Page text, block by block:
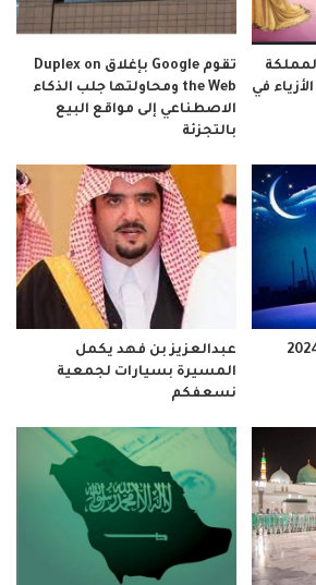
في
تقوم Google بإغلاق Duplex on
the Web ومحاولتها جلب الذكاء
الاصطناعي إلى مواقع البيع
بالتجزئة
شهر رمضان 2024
عبدالعزيز بن فهد يكمل
المسيرة بسيارات لجمعية
نسعفكم